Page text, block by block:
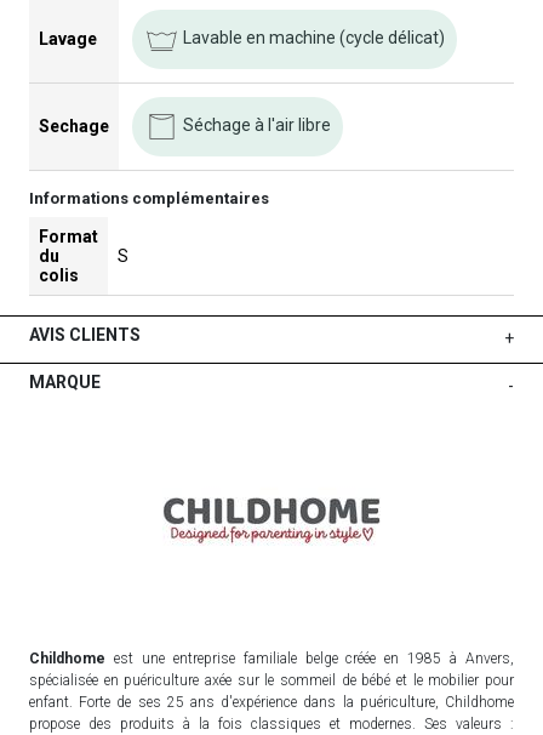
Lavage Lavable en machine (cycle délicat)
Sechage Séchage à l'air libre
Informations complémentaires
Format
du
colis
S
AVIS CLIENTS +
MARQUE -
Childhome est une entreprise familiale belge créée en 1985 à Anvers,
spécialisée en puériculture axée sur le sommeil de bébé et le mobilier pour
enfant. Forte de ses 25 ans d'expérience dans la puériculture, Childhome
propose des produits à la fois classiques et modernes. Ses valeurs :